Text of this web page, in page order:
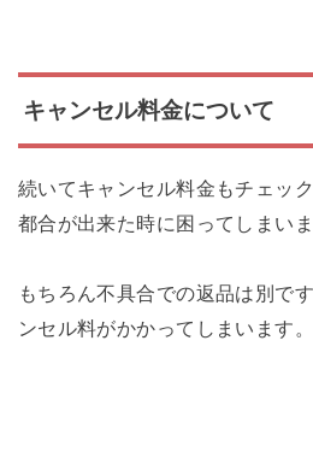
キャンセル料金について
続いてキャンセル料金もチェッ
都合が出来た時に困ってしまいま
もちろん不具合での返品は別で
ンセル料がかかってしまいます。